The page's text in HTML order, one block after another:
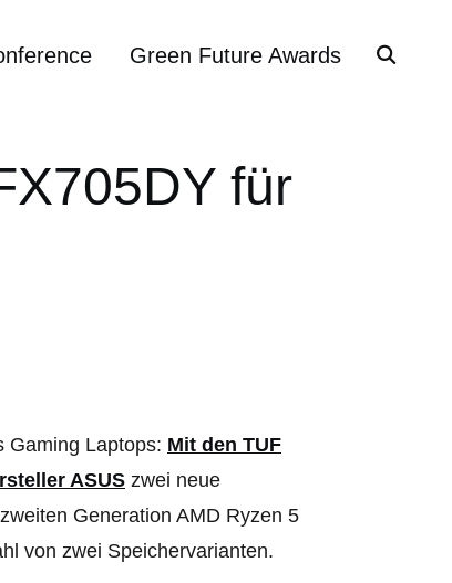
Green Future Awards
für
Gaming Laptops: Mit den TUF
ASUS zwei neue
Generation AMD Ryzen 5
von zwei Speichervarianten.